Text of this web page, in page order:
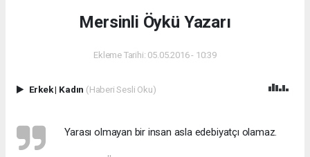
Mersinli Öykü Yazarı
Ekleme Tarihi: 05.05.2016 - 10:39
Erkek| Kadın (Haberi Sesli Oku)
 Yarası olmayan bir insan asla edebiyatçı olamaz.